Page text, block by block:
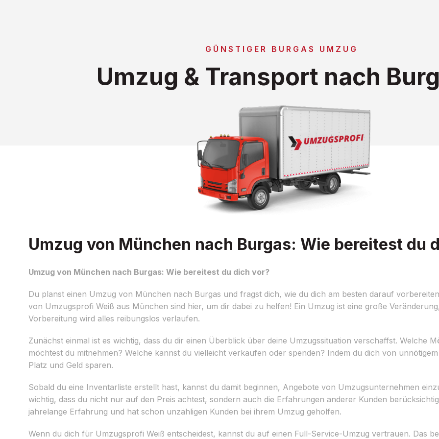
GÜNSTIGER BURGAS UMZUG
Umzug & Transport nach
Umzug von München nach Burgas: Wie bereitest du
Umzug von München nach Burgas: Wie bereitest du dich vor?
Du planst einen Umzug von München nach Burgas und fragst dich, wie du dich am besten darauf
von Umzugsprofi Weiß aus München sind hier, um dir dabei zu helfen! Ein Umzug ist eine große
Vorbereitung wird alles reibungslos verlaufen.
Zunächst einmal ist es wichtig, dass du dir einen Überblick über deine Umzugssituation verschaffst. Welche
möchtest du mitnehmen? Welche kannst du vielleicht verkaufen oder spenden? Indem du dich von
Platz und Geld sparen.
Sobald du eine Inventarliste erstellt hast, kannst du damit beginnen, Angebote von Umzugsunternehmen
wichtig, dass du nicht nur auf den Preis achtest, sondern auch die Erfahrungen anderer Kunden
jahrelange Erfahrung und hat schon unzähligen Kunden bei ihrem Umzug geholfen.
Wenn du dich für Umzugsprofi Weiß entscheidest, kannst du auf einen Full-Service-Umzug vertrauen. Das